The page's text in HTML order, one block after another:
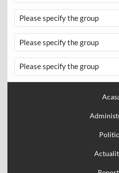
Please specify the group
Please specify the group
Please specify the group